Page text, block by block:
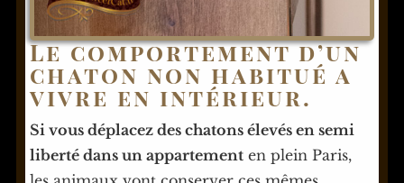
Le comportement d’un
chaton non habitué a
vivre en intérieur.
Si vous déplacez des chatons élevés en semi
liberté dans un appartementen plein Paris,